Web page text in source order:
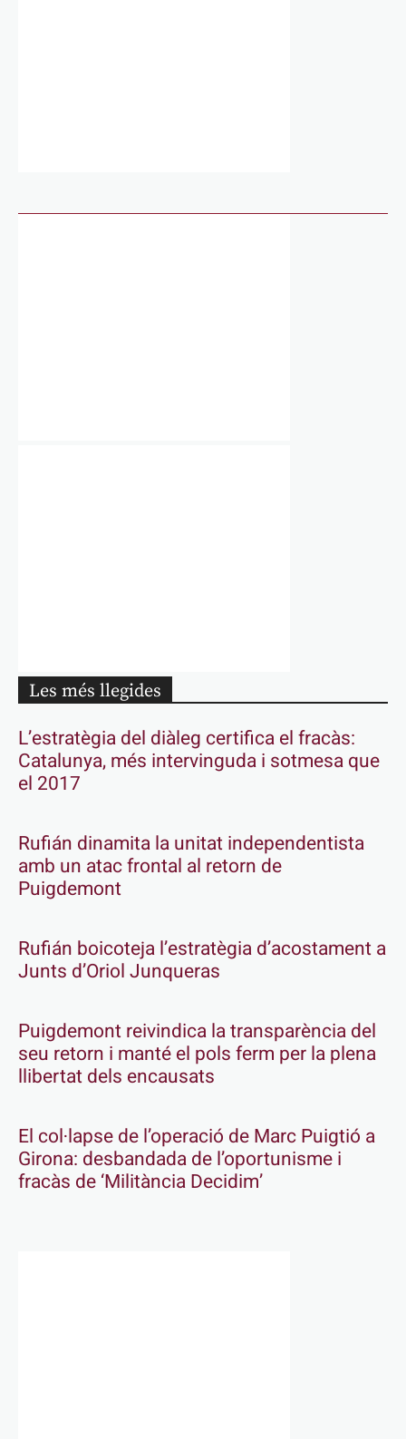
Les més llegides
L’estratègia del diàleg certifica el fracàs:
Catalunya, més intervinguda i sotmesa que
el 2017
Rufián dinamita la unitat independentista
amb un atac frontal al retorn de
Puigdemont
Rufián boicoteja l’estratègia d’acostament a
Junts d’Oriol Junqueras
Puigdemont reivindica la transparència del
seu retorn i manté el pols ferm per la plena
llibertat dels encausats
El col·lapse de l’operació de Marc Puigtió a
Girona: desbandada de l’oportunisme i
fracàs de ‘Militància Decidim’